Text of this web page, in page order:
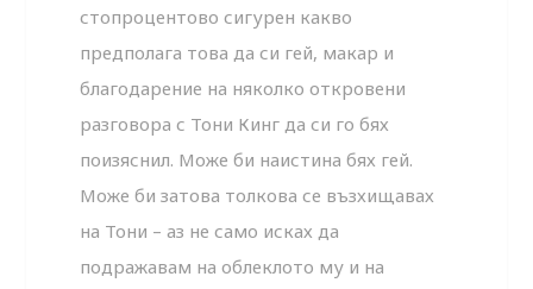
стопроцентово сигурен какво
предполага това да си гей, макар и
благодарение на няколко откровени
разговора с Тони Кинг да си го бях
поизяснил. Може би наистина бях гей.
Може би затова толкова се възхищавах
на Тони – аз не само исках да
подражавам на облеклото му и на